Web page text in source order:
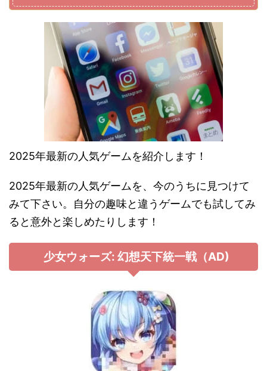
2025年最新の人気ゲームを紹介します！
2025年最新の人気ゲームを、今のうちに見つけて
みて下さい。自分の趣味と違うゲームでも試してみ
ると意外と楽しめたりします！
少女ウォーズ: 幻想天下統一戦（AD)